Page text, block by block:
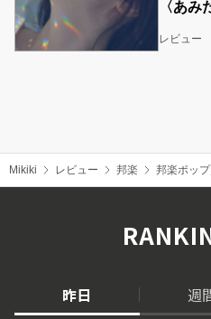
〈あ
レビュー
Mikiki レビュー 邦楽 邦楽ポッ
昨日 週